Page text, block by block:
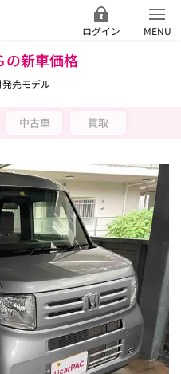
ログイン MENU
の新車価格
売モデル
中古車 買取